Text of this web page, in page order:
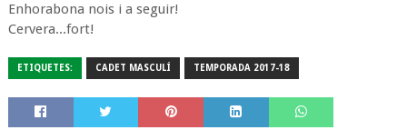
Enhorabona nois i a seguir!
Cervera...fort!
ETIQUETES: CADET MASCULÍ TEMPORADA 2017-18